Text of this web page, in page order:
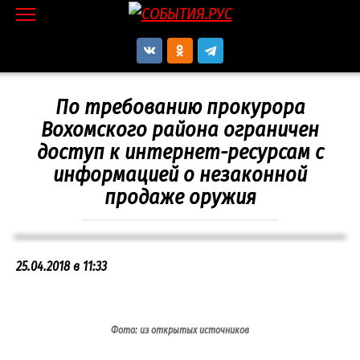
Перейти
По требованию прокурора
Вохомского района ограничен
доступ к интернет-ресурсам с
информацией о незаконной
продаже оружия
25.04.2018 в 11:33
Фото: из открытых источников